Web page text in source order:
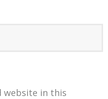
website in this